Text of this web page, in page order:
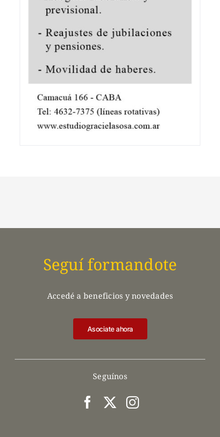
Seguínos
Seguí formandote
Accedé a beneficios y novedades
Asociate ahora